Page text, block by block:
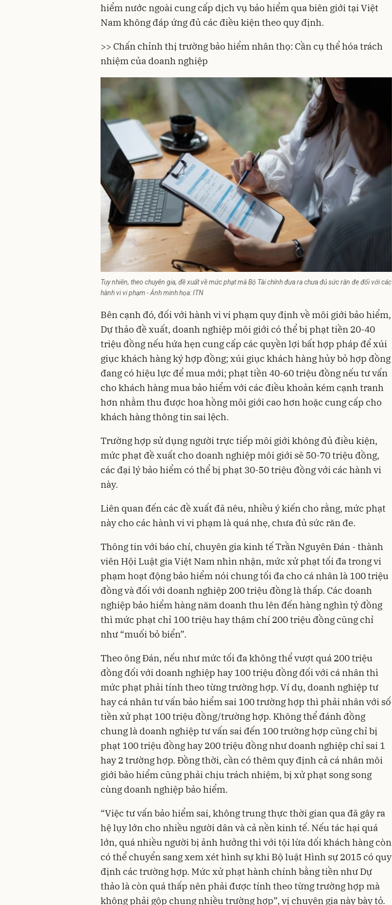
hiểm nước ngoài cung cấp dịch vụ bảo hiểm qua biên giới tại Việt
Nam không đáp ứng đủ các điều kiện theo quy định.
>> Chấn chỉnh thị trường bảo hiểm nhân thọ: Cần cụ thể hóa trách
nhiệm của doanh nghiệp
Tuy nhiên, theo chuyên gia, đề xuất về mức phạt mà Bộ Tài chính đưa ra chưa đủ sức răn đe đối với các
hành vi vi phạm - Ảnh minh họa: ITN
Bên cạnh đó, đối với hành vi vi phạm quy định về môi giới bảo hiểm,
Dự thảo đề xuất, doanh nghiệp môi giới có thể bị phạt tiền 20-40
triệu đồng nếu hứa hẹn cung cấp các quyền lợi bất hợp pháp để xúi
giục khách hàng ký hợp đồng; xúi giục khách hàng hủy bỏ hợp đồng
đang có hiệu lực để mua mới; phạt tiền 40-60 triệu đồng nếu tư vấn
cho khách hàng mua bảo hiểm với các điều khoản kém cạnh tranh
hơn nhằm thu được hoa hồng môi giới cao hơn hoặc cung cấp cho
khách hàng thông tin sai lệch.
Trường hợp sử dụng người trực tiếp môi giới không đủ điều kiện,
mức phạt đề xuất cho doanh nghiệp môi giới sẽ 50-70 triệu đồng,
các đại lý bảo hiểm có thể bị phạt 30-50 triệu đồng với các hành vi
này.
Liên quan đến các đề xuất đã nêu, nhiều ý kiến cho rằng, mức phạt
này cho các hành vi vi phạm là quá nhẹ, chưa đủ sức răn đe.
Thông tin với báo chí, chuyên gia kinh tế Trần Nguyên Đán - thành
viên Hội Luật gia Việt Nam nhìn nhận, mức xử phạt tối đa trong vi
phạm hoạt động bảo hiểm nói chung tối đa cho cá nhân là 100 triệu
đồng và đối với doanh nghiệp 200 triệu đồng là thấp. Các doanh
nghiệp bảo hiểm hàng năm doanh thu lên đến hàng nghìn tỷ đồng
thì mức phạt chỉ 100 triệu hay thậm chí 200 triệu đồng cũng chỉ
như “muối bỏ biển”.
Theo ông Đán, nếu như mức tối đa không thể vượt quá 200 triệu
đồng đối với doanh nghiệp hay 100 triệu đồng đối với cá nhân thì
mức phạt phải tính theo từng trường hợp. Ví dụ, doanh nghiệp tư
hay cá nhân tư vấn bảo hiểm sai 100 trường hợp thì phải nhân với số
tiền xử phạt 100 triệu đồng/trường hợp. Không thể đánh đồng
chung là doanh nghiệp tư vấn sai đến 100 trường hợp cũng chỉ bị
phạt 100 triệu đồng hay 200 triệu đồng như doanh nghiệp chỉ sai 1
hay 2 trường hợp. Đồng thời, cần có thêm quy định cả cá nhân môi
giới bảo hiểm cũng phải chịu trách nhiệm, bị xử phạt song song
cùng doanh nghiệp bảo hiểm.
“Việc tư vấn bảo hiểm sai, không trung thực thời gian qua đã gây ra
hệ lụy lớn cho nhiều người dân và cả nền kinh tế. Nếu tác hại quá
lớn, quá nhiều người bị ảnh hưởng thì với tội lừa dối khách hàng còn
có thể chuyển sang xem xét hình sự khi Bộ luật Hình sự 2015 có quy
định các trường hợp. Mức xử phạt hành chính bằng tiền như Dự
thảo là còn quá thấp nên phải được tính theo từng trường hợp mà
không phải gộp chung nhiều trường hợp”, vị chuyên gia này bày tỏ.